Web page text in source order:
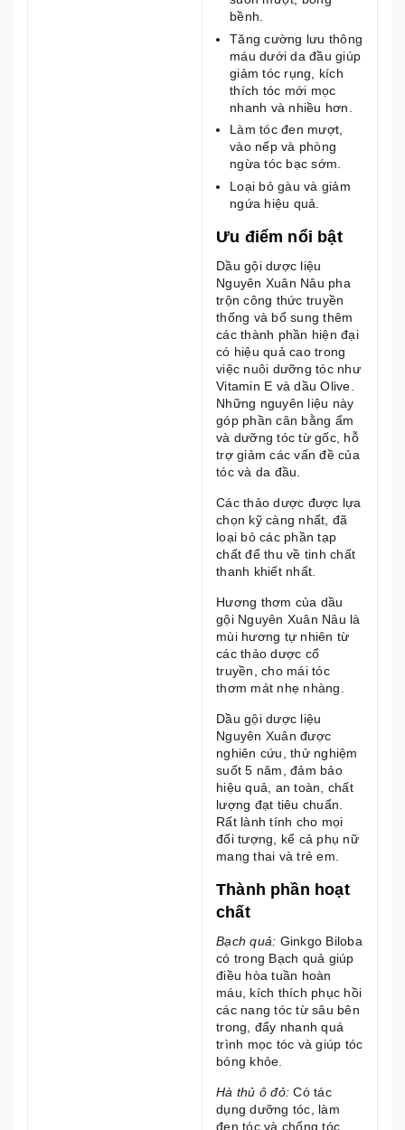
bềnh.
Tăng cường lưu thông
máu dưới da đầu giúp
giảm tóc rụng, kích
thích tóc mới mọc
nhanh và nhiều hơn.
Làm tóc đen mượt,
vào nếp và phòng
ngừa tóc bạc sớm.
Loại bỏ gàu và giảm
ngứa hiệu quả.
Ưu điểm nổi bật
Dầu gội dược liệu
Nguyên Xuân Nâu pha
trộn công thức truyền
thống và bổ sung thêm
các thành phần hiện đại
có hiệu quả cao trong
việc nuôi dưỡng tóc như
Vitamin E và dầu Olive.
Những nguyên liệu này
góp phần cân bằng ẩm
và dưỡng tóc từ gốc, hỗ
trợ giảm các vấn đề của
tóc và da đầu.
Các thảo dược được lựa
chọn kỹ càng nhất, đã
loại bỏ các phần tạp
chất để thu về tinh chất
thanh khiết nhất.
Hương thơm của dầu
gội Nguyên Xuân Nâu là
mùi hương tự nhiên từ
các thảo dược cổ
truyền, cho mái tóc
thơm mát nhẹ nhàng.
Dầu gội dược liệu
Nguyên Xuân được
nghiên cứu, thử nghiệm
suốt 5 năm, đảm bảo
hiệu quả, an toàn, chất
lượng đạt tiêu chuẩn.
Rất lành tính cho mọi
đối tượng, kể cả phụ nữ
mang thai và trẻ em.
Thành phần hoạt
chất
Bạch quả: Ginkgo Biloba
có trong Bạch quả giúp
điều hòa tuần hoàn
máu, kích thích phục hồi
các nang tóc từ sâu bên
trong, đẩy nhanh quá
trình mọc tóc và giúp tóc
bóng khỏe.
Hà thủ ô đỏ:Có tác
dụng dưỡng tóc, làm
đen tóc và chống tóc